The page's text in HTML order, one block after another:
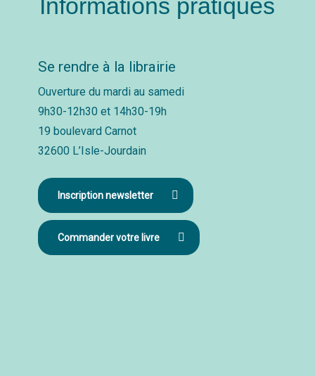
Informations pratiques
Se rendre à la librairie
Ouverture du mardi au samedi
9h30-12h30 et 14h30-19h
19 boulevard Carnot
32600 L’Isle-Jourdain
Inscription newsletter
Commander votre livre